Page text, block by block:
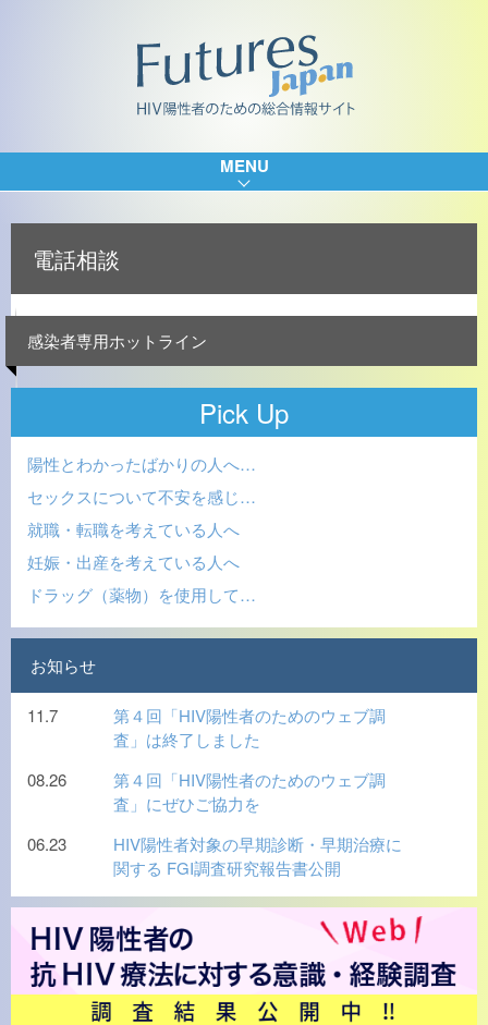
MENU
電話相談
感染者専用ホットライン
Pick Up
陽性とわかったばかりの人へ…
セックスについて不安を感じ…
就職・転職を考えている人へ
妊娠・出産を考えている人へ
ドラッグ（薬物）を使用して…
お知らせ
11.7
第４回「HIV陽性者のためのウェブ調
査」は終了しました
08.26
第４回「HIV陽性者のためのウェブ調
査」にぜひご協力を
06.23
HIV陽性者対象の早期診断・早期治療に
関する FGI調査研究報告書公開